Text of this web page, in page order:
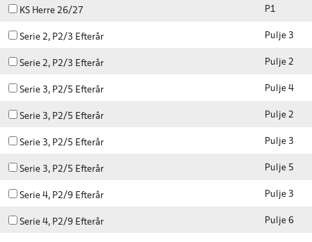
KS Herre 26/27 P1
Serie 2, P2/3 Efterår Pulje 3
Serie 2, P2/3 Efterår Pulje 2
Serie 3, P2/5 Efterår Pulje 4
Serie 3, P2/5 Efterår Pulje 2
Serie 3, P2/5 Efterår Pulje 3
Serie 3, P2/5 Efterår Pulje 5
Serie 4, P2/9 Efterår Pulje 3
Serie 4, P2/9 Efterår Pulje 6